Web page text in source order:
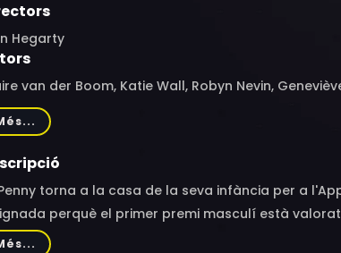
Hegarty
van der Boom, Katie Wall, Robyn Nevin,
Sandy Greenwood, Will McNeill, Rohan Nichol,
torna a la casa de la seva infància per a
perquè el primer premi masculí està
200 dòlars. Està decidida a corregir aquest error.